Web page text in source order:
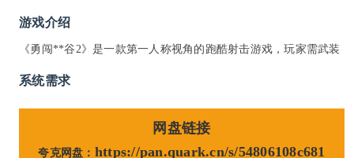
游戏介绍
《勇闯**谷2》是一款第一人称视角的跑酷射击游戏，玩家需武装
系统需求
网盘链接
夸克网盘： https://pan.quark.cn/s/54806108c681